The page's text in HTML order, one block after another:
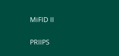
MiFID II
PRIIPS